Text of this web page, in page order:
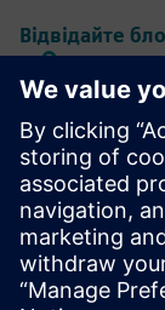
Відвідайте
Приєднуйтесь
ваші
Tecnomatix.
Відвідайте